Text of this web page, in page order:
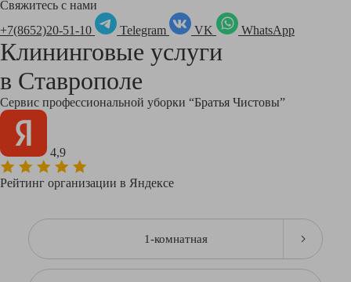
Свяжитесь с нами
+7(8652)20-51-10
Telegram VK WhatsApp
Клининговые услуги
в Ставрополе
Сервис профессиональной уборки “Братья Чистовы”
4,9
Рейтинг организации в Яндексе
1-комнатная